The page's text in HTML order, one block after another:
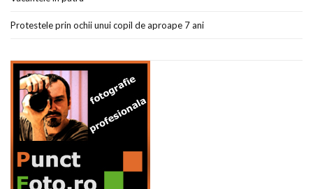
Protestele prin ochii unui copil de aproape 7 ani